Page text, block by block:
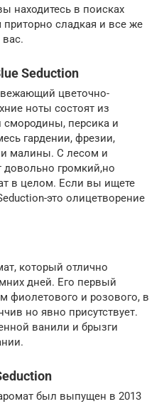
находитесь в поисках
сладкая и все же
Seduction
цветочно-
ноты состоят из
смородины, персика и
гардении, фрезии,
малины. С лесом и
довольно громкий,но
в целом. Если вы ищете
это олицетворение
который отлично
дней. Его первый
фиолетового и розового, в
но явно присутствует.
ванили и брызги
был выпущен в 2013